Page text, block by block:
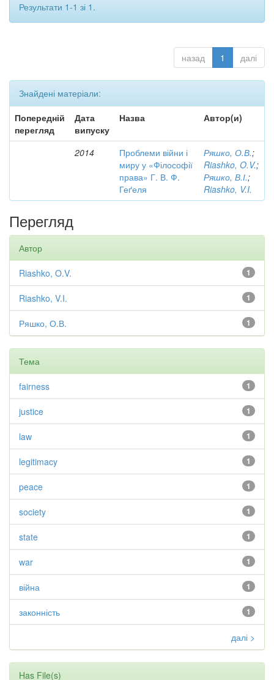
Результати 1-1 зі 1.
назад 1 далі
Знайдені матеріали:
Попередній
перегляд
Дата
випуску
Назва Автор(и)
2014
Проблеми війни і
миру у «Філософії
права» Г. В. Ф.
Геґеля
Ряшко, О.В.;
Riashko, O.V.;
Ряшко, В.І.;
Riashko, V.I.
Перегляд
Автор
1
Riashko, O.V.
1
Riashko, V.I.
1
Ряшко, О.В.
Тема
1
fairness
1
justice
1
law
1
legitimacy
1
peace
1
society
1
state
1
war
1
війна
1
законність
далі >
Has File(s)